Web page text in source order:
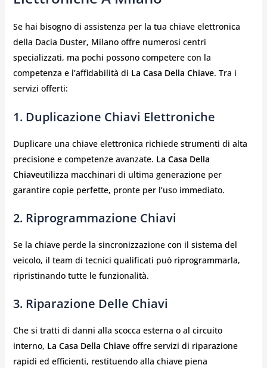
Se hai bisogno di assistenza per la tua chiave elettronica
della Dacia Duster, Milano offre numerosi centri
specializzati, ma pochi possono competere con la
competenza e l’affidabilità di La Casa Della Chiave. Tra i
servizi offerti:
1. Duplicazione Chiavi Elettroniche
Duplicare una chiave elettronica richiede strumenti di alta
precisione e competenze avanzate. La Casa Della
Chiaveutilizza macchinari di ultima generazione per
garantire copie perfette, pronte per l’uso immediato.
2. Riprogrammazione Chiavi
Se la chiave perde la sincronizzazione con il sistema del
veicolo, il team di tecnici qualificati può riprogrammarla,
ripristinando tutte le funzionalità.
3. Riparazione Delle Chiavi
Che si tratti di danni alla scocca esterna o al circuito
interno, La Casa Della Chiaveoffre servizi di riparazione
rapidi ed efficienti, restituendo alla chiave piena